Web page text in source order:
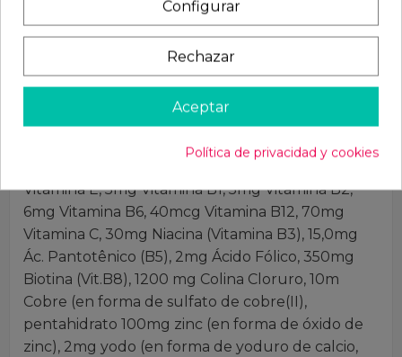
conservantes naturales:Extractos de origen
natural, ricos en tocoferoles.
Grasas crudas, 3% fibra, 7% Cenizas, 1.3% Calcio,
Aditivos de extractos naturales por kg: 15000
Vitamina E, 5mg Vitamina B1, 5mg Vitamina B2,
6mg Vitamina B6, 40mcg Vitamina B12, 70mg
Vitamina C, 30mg Niacina (Vitamina B3), 15,0mg
Ác. Pantotênico (B5), 2mg Ácido Fólico, 350mg
Biotina (Vit.B8), 1200 mg Colina Cloruro, 10m
Cobre (en forma de sulfato de cobre(II),
pentahidrato 100mg zinc (en forma de óxido de
zinc), 2mg yodo (en forma de yoduro de calcio,
Configurar
Rechazar
Aceptar
Política de privacidad y cookies